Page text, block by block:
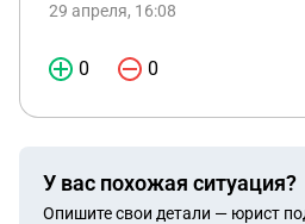
29 апреля, 16:08
0 0
У вас похожая ситуация?
Опишите свои детали — юрист